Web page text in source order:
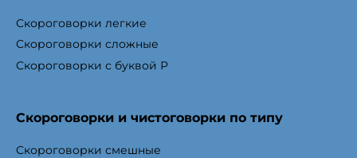
Скороговорки легкие
Скороговорки сложные
Скороговорки с буквой Р
Скороговорки и чистоговорки по типу
Скороговорки смешные